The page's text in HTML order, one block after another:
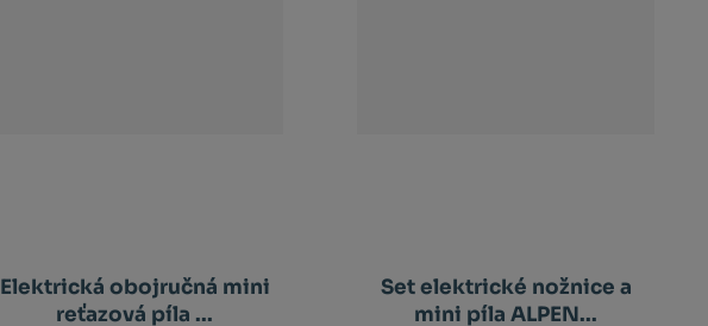
Elektrická obojručná mini
reťazová píla ...
Set elektrické nožnice a
mini píla ALPEN...